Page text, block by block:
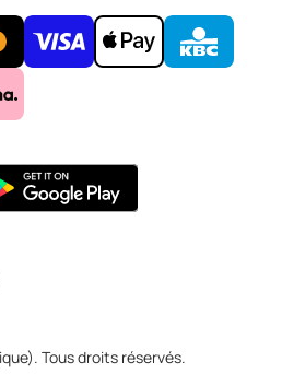
Tous droits réservés.